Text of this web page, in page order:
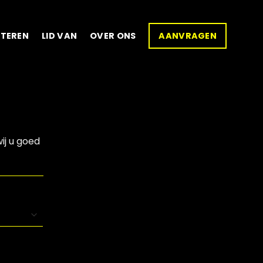
LID VAN OVER ONS AANVRAGEN
u goed